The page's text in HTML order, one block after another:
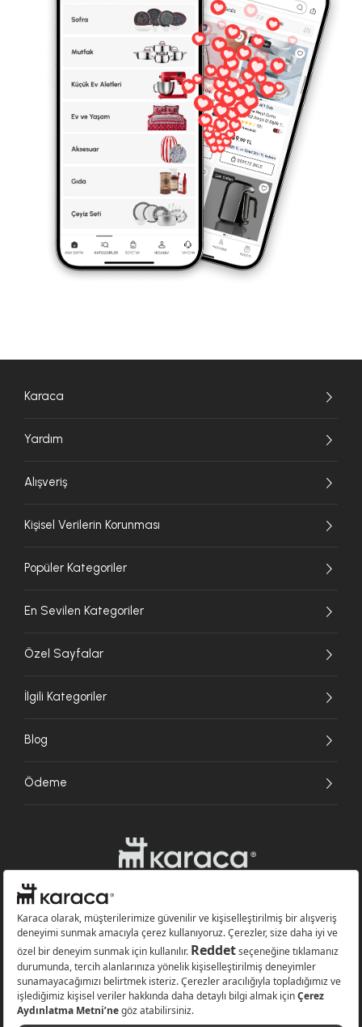
Karaca
Yardım
Alışveriş
Kişisel Verilerin Korunması
Popüler Kategoriler
En Sevilen Kategoriler
Özel Sayfalar
İlgili Kategoriler
Blog
Ödeme
Websitesinde kullanılan bazı görseller yapay zekâ (AI) ile üretilmiştir.
Karaca.com © 2026 - Karaca Züccaciye A.Ş. Tüm hakları saklıdır.